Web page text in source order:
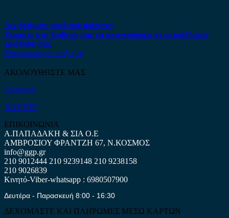
Δεν βρήκατε αυτό που ψάχνετε;
Είμαστε στη διάθεση σας να απαντήσουμε σε οποιαδήποτε
ερώτηση σας.
Επικοινωνήστε μαζί μας
ΑΚΟΛΟΥΘΗΣΤΕ ΜΑΣ
Facebook
ΧΑΡΤΗΣ
ΕΠΙΚΟΙΝΩΝΙΑ
Α.ΠΑΠΑΔΑΚΗ & ΣΙΑ Ο.Ε
ΑΜΒΡΟΣΙΟΥ ΦΡΑΝΤΖΗ 67, Ν.ΚΟΣΜΟΣ
info@ggp.gr
210 9012444 210 9239148 210 9238158
210 9026839
Κινητό-Viber-whatsapp : 6980507900
Δευτέρα - Παρασκευή 8:00 - 16:30
ΔΕΧΟΜΑΣΤΕ ΚΑΙ ΠΛΗΡΩΜΕΣ ΜΕΣΩ ΚΑΡΤΩΝ